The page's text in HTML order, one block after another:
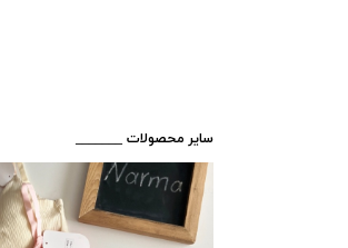
​_______ سایر محصولات